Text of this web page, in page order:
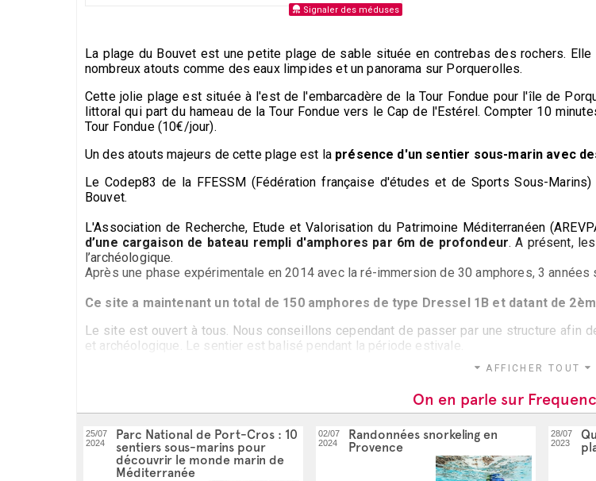
Signaler des méduses
La plage du Bouvet est une petite plage de sable située en contrebas des rochers.
nombreux atouts comme des eaux limpides et un panorama sur Porquerolles.
Cette jolie plage est située à l'est de l'embarcadère de la Tour Fondue pour l'île de
littoral qui part du hameau de la Tour Fondue vers le Cap de l'Estérel. Compter 10
Tour Fondue (10€/jour).
Un des atouts majeurs de cette plage est la présence d'un sentier sous-marin avec
Le Codep83 de la FFESSM (Fédération française d'études et de Sports Sous-
Bouvet.
L'Association de Recherche, Etude et Valorisation du Patrimoine Méditerranéen
d’une cargaison de bateau rempli d'amphores par 6m de profondeur. A présent,
l’archéologique.
Après une phase expérimentale en 2014 avec la ré-immersion de 30 amphores, 3
Ce site a maintenant un total de 150 amphores de type Dressel 1B et datant de
Le site est ouvert à tous. Nous conseillons cependant de passer par une structure afin
et archéologique. Le sentier est balisé pendant la période estivale.
AFFICHER TOUT
On en parle sur
25/07
2024
Parc National de Port-Cros : 10
sentiers sous-marins pour
découvrir le monde marin de
Méditerranée
02/07
2024
Randonnées snorkeling en
Provence
28/07
2023